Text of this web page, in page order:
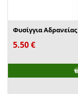
Φυσίγγια
5.50€